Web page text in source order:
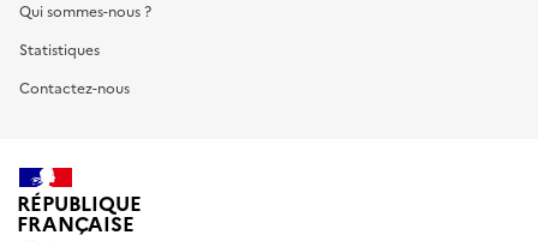
Qui sommes-nous ?
Statistiques
Contactez-nous
RÉPUBLIQUE
FRANÇAISE